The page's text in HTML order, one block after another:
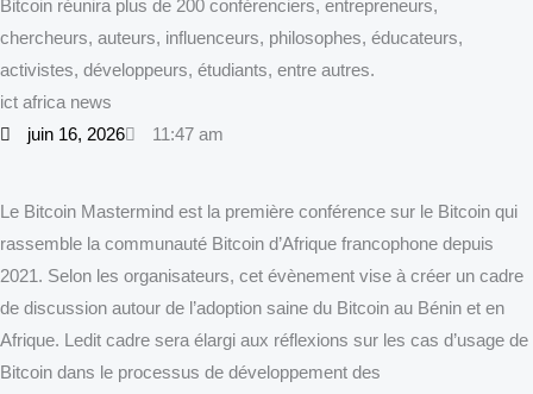
Bitcoin réunira plus de 200 conférenciers, entrepreneurs,
chercheurs, auteurs, influenceurs, philosophes, éducateurs,
activistes, développeurs, étudiants, entre autres.
ict africa news
juin 16, 2026
11:47 am
Le Bitcoin Mastermind est la première conférence sur le Bitcoin qui
rassemble la communauté Bitcoin d’Afrique francophone depuis
2021. Selon les organisateurs, cet évènement vise à créer un cadre
de discussion autour de l’adoption saine du Bitcoin au Bénin et en
Afrique. Ledit cadre sera élargi aux réflexions sur les cas d’usage de
Bitcoin dans le processus de développement des